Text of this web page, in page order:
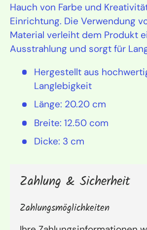
Hauch von Farbe und
Einrichtung. Die Verwendung
Material verleiht dem Produkt
Ausstrahlung und sorgt für
Hergestellt aus
Langlebigkeit
Länge: 20.20 cm
Breite: 12.50 com
Dicke: 3 cm
Zahlung & Sicherheit
Zahlungsmöglichkeiten